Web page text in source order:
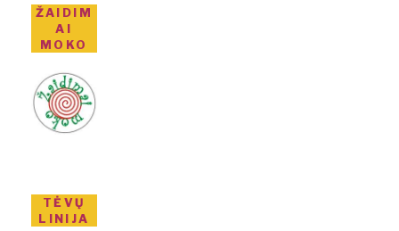
ŽAIDIM
AI
MOKO
TĖVŲ
LINIJA